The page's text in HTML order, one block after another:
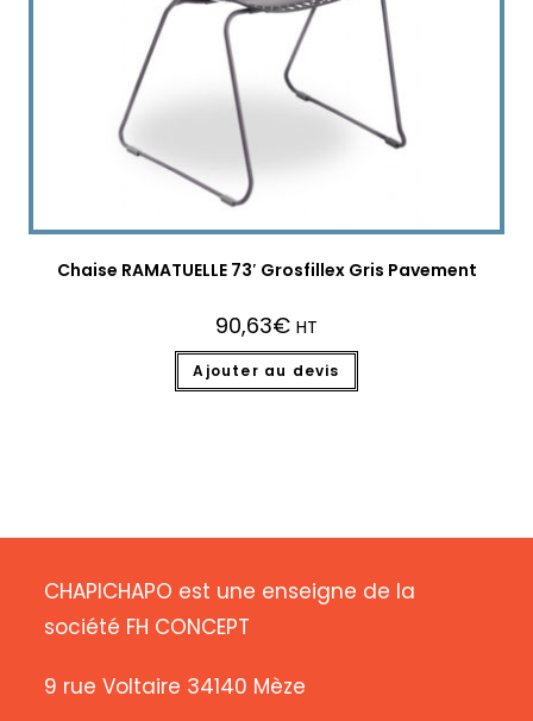
Chaise RAMATUELLE 73′ Grosfillex Gris Pavement
90,63€ HT
Ajouter au devis
CHAPICHAPO est une enseigne de la
société FH CONCEPT
9 rue Voltaire 34140 Mèze